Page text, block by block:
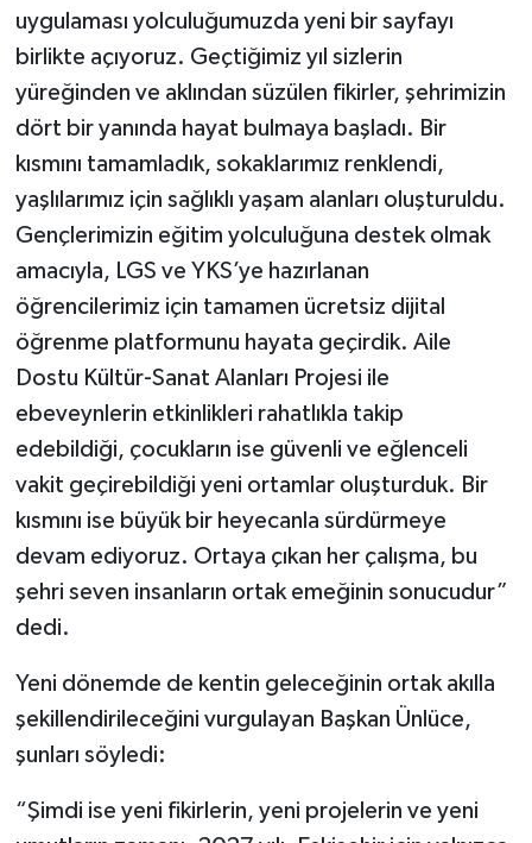
uygulaması yolculuğumuzda yeni bir sayfayı
birlikte açıyoruz. Geçtiğimiz yıl sizlerin
yüreğinden ve aklından süzülen fikirler, şehrimizin
dört bir yanında hayat bulmaya başladı. Bir
kısmını tamamladık, sokaklarımız renklendi,
yaşlılarımız için sağlıklı yaşam alanları oluşturuldu.
Gençlerimizin eğitim yolculuğuna destek olmak
amacıyla, LGS ve YKS’ye hazırlanan
öğrencilerimiz için tamamen ücretsiz dijital
öğrenme platformunu hayata geçirdik. Aile
Dostu Kültür-Sanat Alanları Projesi ile
ebeveynlerin etkinlikleri rahatlıkla takip
edebildiği, çocukların ise güvenli ve eğlenceli
vakit geçirebildiği yeni ortamlar oluşturduk. Bir
kısmını ise büyük bir heyecanla sürdürmeye
devam ediyoruz. Ortaya çıkan her çalışma, bu
şehri seven insanların ortak emeğinin sonucudur”
dedi.
Yeni dönemde de kentin geleceğinin ortak akılla
şekillendirileceğini vurgulayan Başkan Ünlüce,
şunları söyledi:
“Şimdi ise yeni fikirlerin, yeni projelerin ve yeni